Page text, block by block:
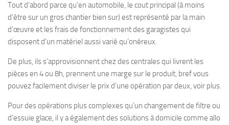
Tout d’abord parce qu’en automobile, le cout principal (à moins
d’être sur un gros chantier bien sur) est représenté par la main
d’œuvre et les frais de fonctionnement des garagistes qui
disposent d’un matériel aussi varié qu’onéreux.
De plus, ils s’approvisionnent chez des centrales qui livrent les
pièces en 4 ou 8h, prennent une marge sur le produit, bref vous
pouvez facilement diviser le prix d’une opération par deux, voir plus.
Pour des opérations plus complexes qu’un changement de filtre ou
d’essuie glace, il y a également des solutions à domicile comme allo